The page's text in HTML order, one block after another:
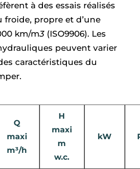
à des essais réalisés
froide, propre et d’une
km/m3(ISO9906). Les
peuvent varier
caractéristiques du
Q
maxi
m³/h
H
maxi
m
w.c.
kW